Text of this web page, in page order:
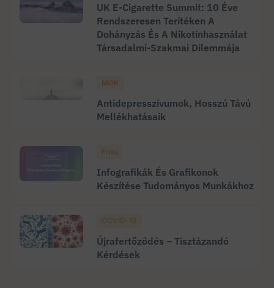
UK E-Cigarette Summit: 10 Éve
Rendszeresen Terítéken A
Dohányzás És A Nikotinhasználat
Társadalmi-Szakmai Dilemmája
MOK
Antidepresszívumok, Hosszú Távú
Mellékhatásaik
Friss
Infografikák És Grafikonok
Készítése Tudományos Munkákhoz
COVID-19
Újrafertőződés – Tisztázandó
Kérdések